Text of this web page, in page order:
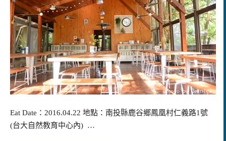
Eat Date：2016.04.22 地點：南投縣鹿谷鄉鳳凰村仁義路1號
(台大自然教育中心內) …